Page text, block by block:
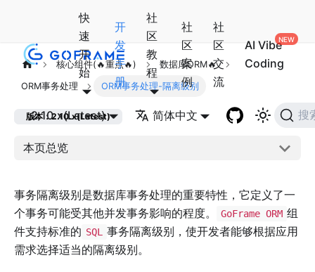
快
速
开
始
开
发
手
册
社
区
教
程
社
区
案
例
社
区
交
流
AI Vibe
Coding
2.10.x(Latest) 简体中文 搜
核心组件(🔥重点🔥) 数据库ORM🔥
ORM事务处理 ORM事务处理-隔离级别
版本：2.10.x(Latest)
本页总览
事务隔离级别是数据库事务处理的重要特性，它定义了一
个事务可能受其他并发事务影响的程度。
GoFrame ORM 组
件支持标准的 SQL 事务隔离级别，使开发者能够根据应用
需求选择适当的隔离级别。